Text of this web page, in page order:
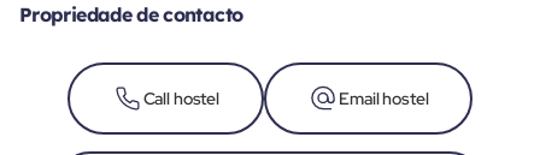
Propriedade de contacto
Call hostel Email hostel